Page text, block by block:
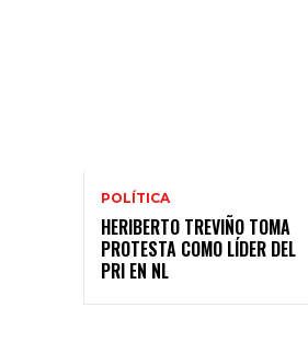
POLÍTICA
HERIBERTO TREVIÑO TOMA
PROTESTA COMO LÍDER DEL
PRI EN NL